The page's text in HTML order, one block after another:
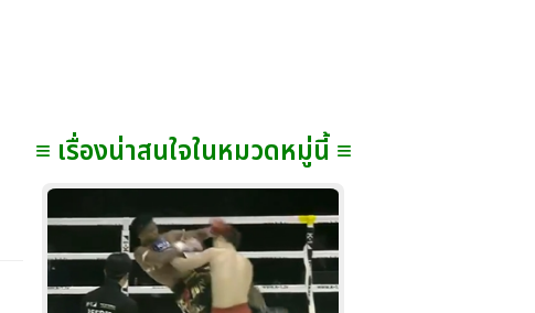
≡ เรื่องน่าสนใจในหมวดหมู่นี้ ≡